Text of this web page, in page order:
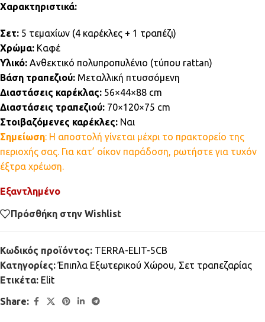
Χαρακτηριστικά:
Σετ: 5 τεμαχίων (4 καρέκλες + 1 τραπέζι)
Χρώμα: Καφέ
Υλικό: Ανθεκτικό πολυπροπυλένιο (τύπου rattan)
Βάση τραπεζιού: Μεταλλική πτυσσόμενη
Διαστάσεις καρέκλας: 56×44×88 cm
Διαστάσεις τραπεζιού: 70×120×75 cm
Στοιβαζόμενες καρέκλες: Ναι
Σημείωση: Η αποστολή γίνεται μέχρι το πρακτορείο της
περιοχής σας. Για κατ’ οίκον παράδοση, ρωτήστε για τυχόν
έξτρα χρέωση.
Εξαντλημένο
Πρόσθήκη στην Wishlist
Κωδικός προϊόντος: TERRA-ELIT-5CB
Κατηγορίες: Έπιπλα Εξωτερικού Χώρου Σετ τραπεζαρίας
Ετικέτα: Elit
Share: